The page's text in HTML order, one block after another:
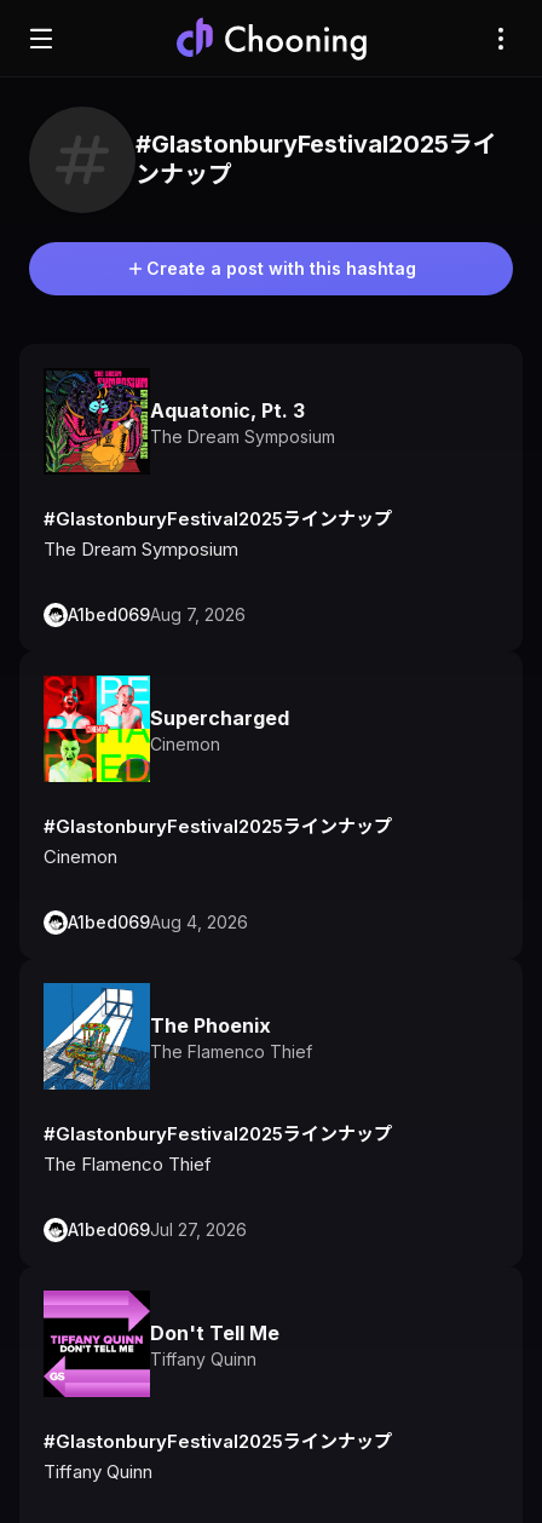
#GlastonburyFestival2025ライ
ンナップ
Create a post with this hashtag
Aquatonic, Pt. 3
The Dream Symposium
#GlastonburyFestival2025ラインナップ
The Dream Symposium
A1bed069Aug 7, 2026
Supercharged
Cinemon
#GlastonburyFestival2025ラインナップ
Cinemon
A1bed069Aug 4, 2026
The Phoenix
The Flamenco Thief
#GlastonburyFestival2025ラインナップ
The Flamenco Thief
A1bed069Jul 27, 2026
Don't Tell Me
Tiffany Quinn
#GlastonburyFestival2025ラインナップ
Tiffany Quinn